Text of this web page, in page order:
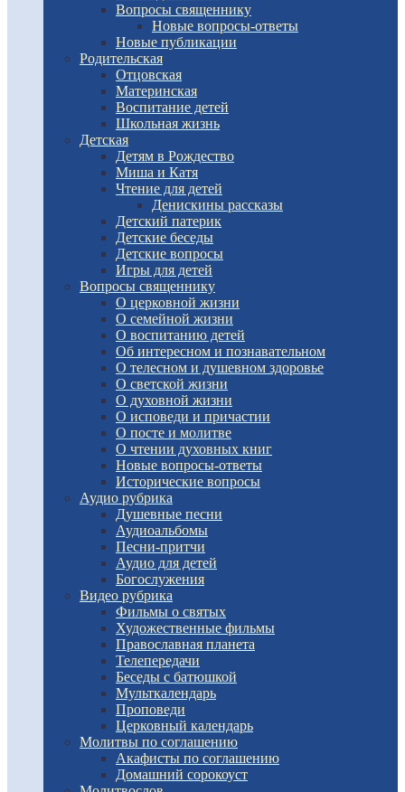
Вопросы священнику
Новые вопросы-ответы
Новые публикации
Родительская
Отцовская
Материнская
Воспитание детей
Школьная жизнь
Детская
Детям в Рождество
Миша и Катя
Чтение для детей
Денискины рассказы
Детский патерик
Детские беседы
Детские вопросы
Игры для детей
Вопросы священнику
О церковной жизни
О семейной жизни
О воспитанию детей
Об интересном и познавательном
О телесном и душевном здоровье
О светской жизни
О духовной жизни
О исповеди и причастии
О посте и молитве
О чтении духовных книг
Новые вопросы-ответы
Исторические вопросы
Аудио рубрика
Душевные песни
Аудиоальбомы
Песни-притчи
Аудио для детей
Богослужения
Видео рубрика
Фильмы о святых
Художественные фильмы
Православная планета
Телепередачи
Беседы с батюшкой
Мульткалендарь
Проповеди
Церковный календарь
Молитвы по соглашению
Акафисты по соглашению
Домашний сорокоуст